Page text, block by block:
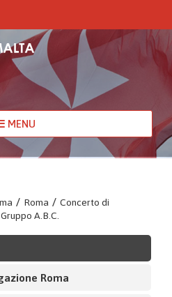
MENU
/ Roma / Concerto di
A.B.C.
Roma